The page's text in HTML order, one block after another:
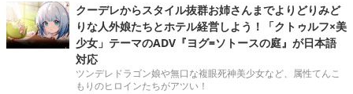
クーデレからスタイル抜群お姉さんまでよりどりみど
りな人外娘たちとホテル経営しよう！「クトゥルフ×美
少女」テーマのADV『ヨグ=ソトースの庭』が日本語
対応
ツンデレドラゴン娘や無口な複眼死神美少女など、属性てんこ
もりのヒロインたちがアツい！